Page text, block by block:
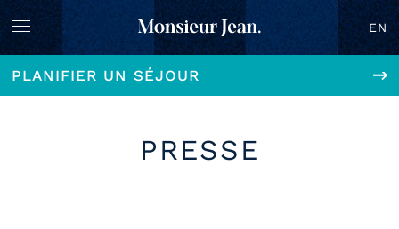
EN
PLANIFIER UN SÉJOUR
PRESSE